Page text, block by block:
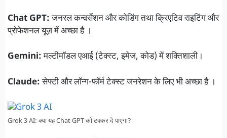
Chat GPT:जनरल कन्वर्सेशन और कोडिंग तथा क्रिएटिव राइटिंग और
प्रोफेशनल यूज़ में अच्छा है ।
Gemini:मल्टीमॉडल एआई (टेक्स्ट, इमेज, कोड) में शक्तिशाली।
Claude:सेफ्टी और लॉन्ग-फॉर्म टेक्स्ट जनरेशन के लिए भी अच्छा है ।
Grok 3 AI: क्या यह Chat GPT को टक्कर दे पाएगा?